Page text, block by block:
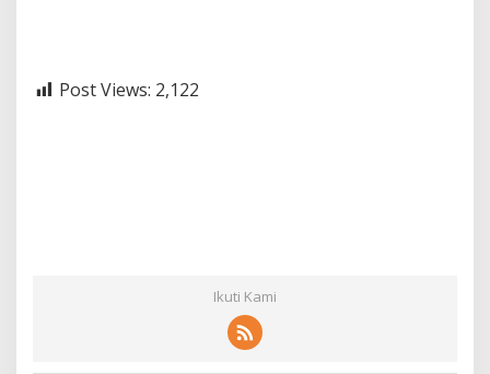
Post Views: 2,122
Ikuti Kami